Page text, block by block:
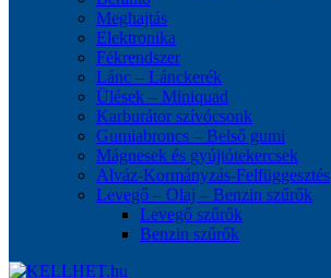
Meghajtás
Elektronika
Fékrendszer
Lánc – Lánckerék
Ülések – Miniquad
Karburátor szívócsonk
Gumiabroncs – Belső gumi
Mágnesek és gyújtótekercsek
Alváz-Kormányzás-Felfüggesztés
Levegő – Olaj – Benzin szűrők
Levegő szűrők
Benzin szűrők